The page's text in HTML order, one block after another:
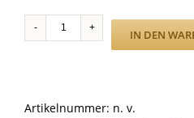
Stainless
EX
IN DEN
Artikelnummer: n. v.